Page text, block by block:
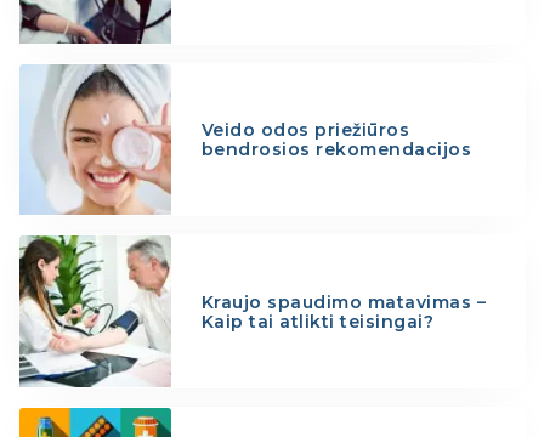
Veido odos priežiūros
bendrosios rekomendacijos
Kraujo spaudimo matavimas –
Kaip tai atlikti teisingai?